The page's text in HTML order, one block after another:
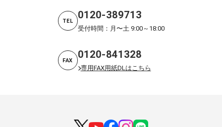
TEL 0120-389713
受付時間：月〜土 9:00～18:00
FAX 0120-841328
専用FAX用紙DLはこちら